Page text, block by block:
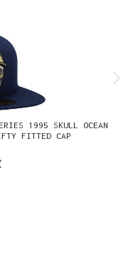
1995 SKULL OCEAN
FITTED CAP